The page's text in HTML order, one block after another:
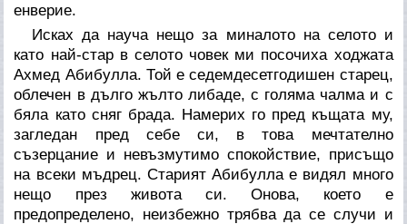
енверие.
Исках да науча нещо за миналото на селото и
като най-стар в селото човек ми посочиха ходжата
Ахмед Абибулла. Той е седемдесетгодишен старец,
облечен в дълго жълто либаде, с голяма чалма и с
бяла като сняг брада. Намерих го пред къщата му,
загледан пред себе си, в това мечтателно
съзерцание и невъзмутимо спокойствие, присъщо
на всеки мъдрец. Старият Абибулла е видял много
нещо през живота си. Онова, което е
предопределено, неизбежно трябва да се случи и